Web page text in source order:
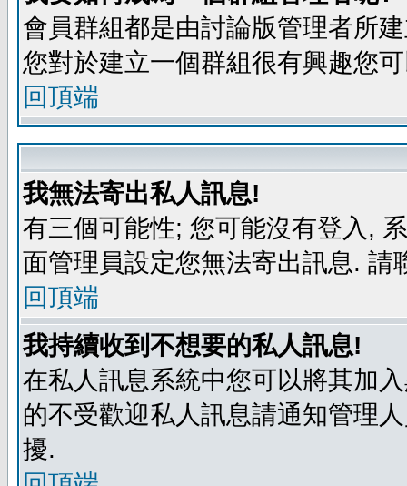
會員群組都是由討論版管理者所
您對於建立一個群組很有興趣您
回頂端
我無法寄出私人訊息!
有三個可能性; 您可能沒有登入,
面管理員設定您無法寄出訊息. 請
回頂端
我持續收到不想要的私人訊息!
在私人訊息系統中您可以將其加
的不受歡迎私人訊息請通知管理
擾.